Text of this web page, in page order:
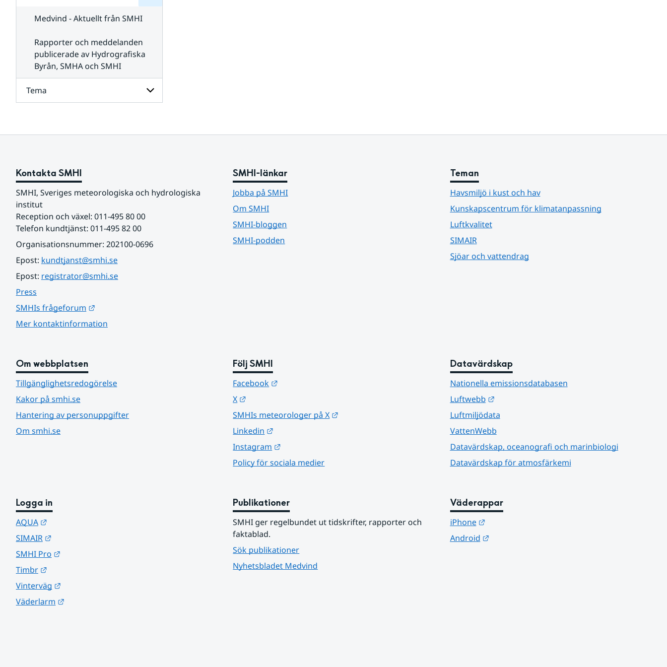
Kontakta
SMHI
Medvind - Aktuellt från SMHI
Rapporter och meddelanden
publicerade av Hydrografiska
Byrån, SMHA och SMHI
Tema
Tema
Kontakta SMHI
SMHI, Sveriges meteorologiska och hydrologiska
institut
Reception och växel: 011-495 80 00
Telefon kundtjänst: 011-495 82 00
Organisationsnummer: 202100-0696
Epost: kundtjanst@smhi.se
Epost: registrator@smhi.se
Press
SMHIs frågeforum
Mer kontaktinformation
SMHI-länkar
Jobba på SMHI
Om SMHI
SMHI-bloggen
SMHI-podden
Teman
Havsmiljö i kust och hav
Kunskapscentrum för klimatanpassning
Luftkvalitet
SIMAIR
Sjöar och vattendrag
Om webbplatsen
Tillgänglighetsredogörelse
Kakor på smhi.se
Hantering av personuppgifter
Om smhi.se
Följ SMHI
Facebook
X
SMHIs meteorologer på X
Linkedin
Instagram
Policy för sociala medier
Datavärdskap
Nationella emissionsdatabasen
Luftwebb
Länk till annan webbplats.
Luftmiljödata
VattenWebb
Datavärdskap, oceanografi och marinbiologi
Datavärdskap för atmosfärkemi
Logga in
AQUA
SIMAIR
SMHI Pro
Timbr
Vinterväg
Väderlarm
Publikationer
SMHI ger regelbundet ut tidskrifter, rapporter och
faktablad.
Sök publikationer
Nyhetsbladet Medvind
Väderappar
iPhone
Länk till annan webbplats.
Android
Länk till annan webbplats.